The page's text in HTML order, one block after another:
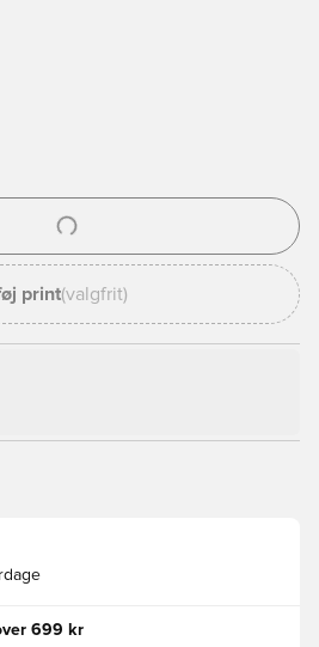
ind eller tilmelde dig som medlem
print(valgfrit)
699 kr